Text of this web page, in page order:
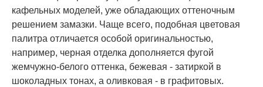
кафельных моделей, уже обладающих оттеночным
решением замазки. Чаще всего, подобная цветовая
палитра отличается особой оригинальностью,
например, черная отделка дополняется фугой
жемчужно-белого оттенка, бежевая - затиркой в
шоколадных тонах, а оливковая - в графитовых.